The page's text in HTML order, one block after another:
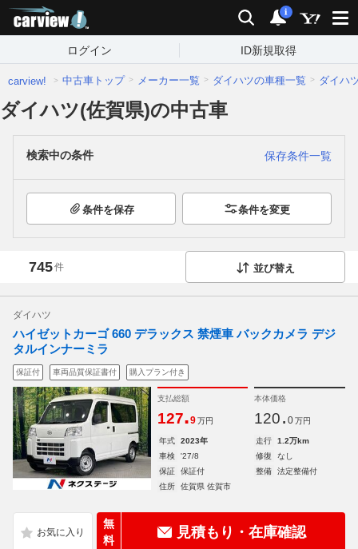
検索 通知
i
ログイン ID新規取得
carview! 中古車トップ メーカー一覧 ダイハツの車種一覧 ダイハ
ダイハツ(佐賀県)の中古車
検索中の条件 保存条件一覧
条件を保存 条件を変更
745件 並び替え
ダイハツ
ハイゼットカーゴ 660 デラックス 禁煙車 バックカメラ デジ
タルインナーミラ
保証付 車両品質保証書付 購入プラン付き
支払総額
127.9 万円
本体価格
120. 0 万円
年式 2023年 走行
1.2万km
車検
'27/8 修復
なし
保証
保証付 整備
法定整備付
住所
佐賀県 佐賀市
無
料
見積もり・在庫確認